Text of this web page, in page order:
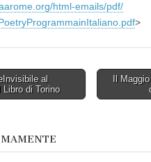
html-emails/pdf/
aliano.pdf>
al
Libro di Torino
Il